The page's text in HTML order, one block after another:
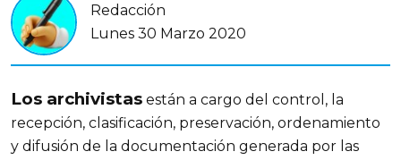
Redacción
Lunes 30 Marzo 2020
Los archivistas están a cargo del control, la
recepción, clasificación, preservación, ordenamiento
y difusión de la documentación generada por las